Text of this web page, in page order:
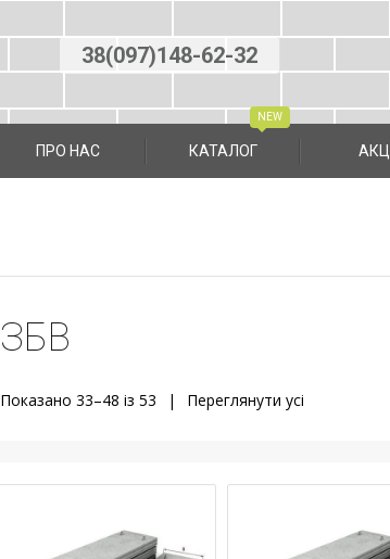
38(097)148-62-32
ПРО НАС КАТАЛОГ АКЦІЇ
ЗБВ
Показано 33–48 із 53 Переглянути усi